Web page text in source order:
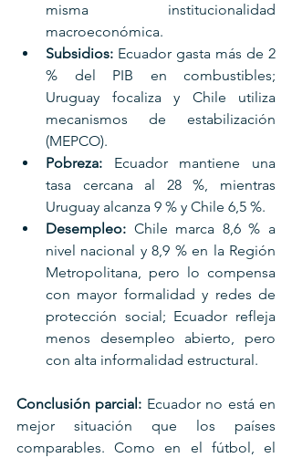
misma institucionalidad
macroeconómica.
Subsidios: Ecuador gasta más de 2
% del PIB en combustibles;
Uruguay focaliza y Chile utiliza
mecanismos de estabilización
(MEPCO).
Pobreza: Ecuador mantiene una
tasa cercana al 28 %, mientras
Uruguay alcanza 9 % y Chile 6,5 %.
Desempleo: Chile marca 8,6 % a
nivel nacional y 8,9 % en la Región
Metropolitana, pero lo compensa
con mayor formalidad y redes de
protección social; Ecuador refleja
menos desempleo abierto, pero
con alta informalidad estructural.
Conclusión parcial: Ecuador no está en
mejor situación que los países
comparables. Como en el fútbol, el